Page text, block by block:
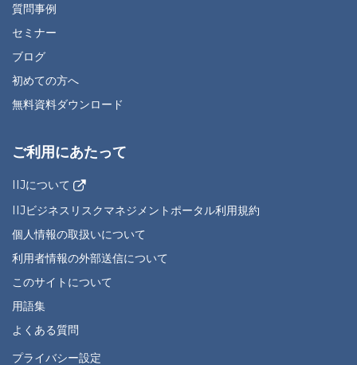
質問事例
セミナー
ブログ
初めての方へ
無料資料ダウンロード
ご利用にあたって
IIJについて
IIJビジネスリスクマネジメントポータル利用規約
個人情報の取扱いについて
利用者情報の外部送信について
このサイトについて
用語集
よくある質問
プライバシー設定